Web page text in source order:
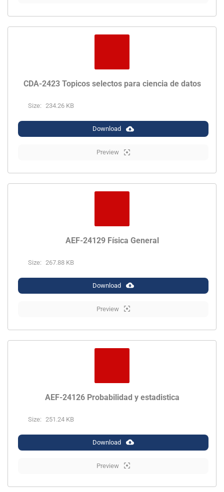
CDA-2423 Topicos selectos para ciencia de datos
Size: 234.26 KB
Download
Preview
AEF-24129 Física General
Size: 267.88 KB
Download
Preview
AEF-24126 Probabilidad y estadistica
Size: 251.24 KB
Download
Preview